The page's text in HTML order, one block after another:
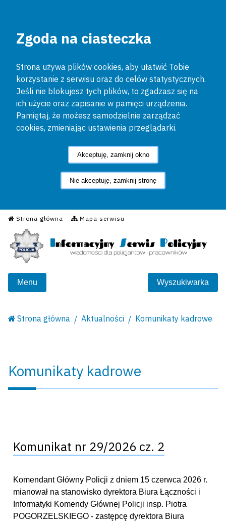
Zgoda na ciasteczka
Strona używa plików cookies, aby ułatwić Tobie
korzystanie z serwisu oraz do celów statystycznych.
Jeśli nie blokujesz tych plików, to zgadzasz się na
ich użycie oraz zapisanie w pamięci urządzenia.
Pamiętaj, że możesz samodzielnie zarządzać
cookies, zmieniając ustawienia przeglądarki.
Akceptuję, zamknij okno
Nie akceptuję, zamknij stronę
Strona główna Mapa serwisu
Informacyjny Serwis
Menu Wyszukiwarka
Strona główna Aktualności Komunikaty kadrowe
Komunikaty kadrowe
Komunikat nr 29/2026 cz. 2
Komendant Główny Policji z dniem 15 czerwca 2026 r.
mianował na stanowisko dyrektora Biura Łączności i
Informatyki Komendy Głównej Policji insp. Piotra
POGORZELSKIEGO - zastępcę dyrektora Biura